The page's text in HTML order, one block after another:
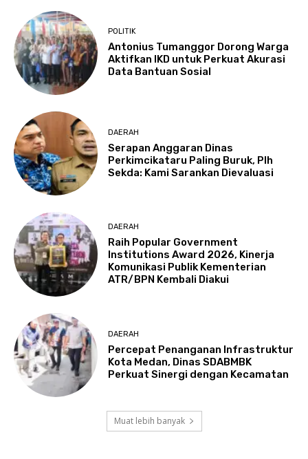
POLITIK
Antonius Tumanggor Dorong Warga
Aktifkan IKD untuk Perkuat Akurasi
Data Bantuan Sosial
DAERAH
Serapan Anggaran Dinas
Perkimcikataru Paling Buruk, Plh
Sekda: Kami Sarankan Dievaluasi
DAERAH
Raih Popular Government
Institutions Award 2026, Kinerja
Komunikasi Publik Kementerian
ATR/BPN Kembali Diakui
DAERAH
Percepat Penanganan Infrastruktur
Kota Medan, Dinas SDABMBK
Perkuat Sinergi dengan Kecamatan
Muat lebih banyak